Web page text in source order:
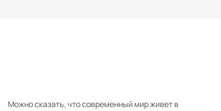
Можно сказать, что современный мир живет в